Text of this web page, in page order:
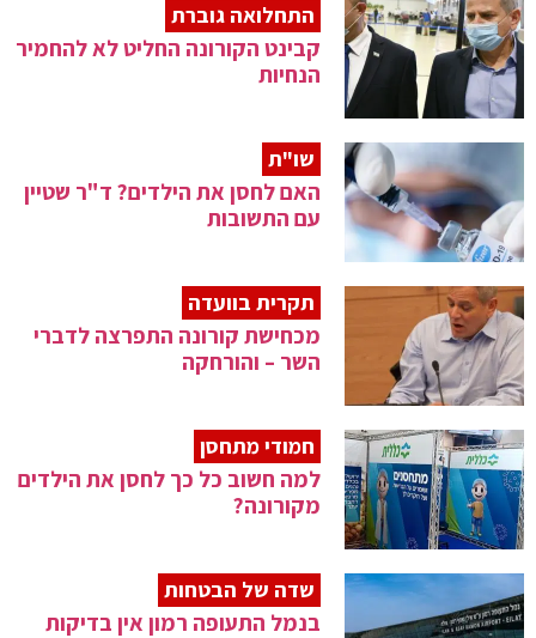
התחלואה גוברת
קבינט הקורונה החליט לא להחמיר
הנחיות
שו"ת
האם לחסן את הילדים? ד"ר שטיין
עם התשובות
תקרית בוועדה
מכחישת קורונה התפרצה לדברי
השר – והורחקה
חמודי מתחסן
למה חשוב כל כך לחסן את הילדים
מקורונה?
שדה של הבטחות
בנמל התעופה רמון אין בדיקות